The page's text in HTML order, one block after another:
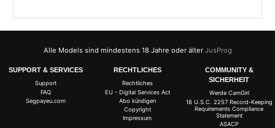
Alle Models sind mindestens 18 Jahre oder älter JusProg
SUPPORT & SERVICES
Support
FAQ
Segpayeu.com
RECHTLICHES
Rechtliches
EU - Digital Services Act
Abo kündigen
Copyright
Impressum
COMMUNITY &
SICHERHEIT
Werde CamGirl
18 U.S.C. 2257 Record-Keeping
Requirements Compliance
Statement
ASACP